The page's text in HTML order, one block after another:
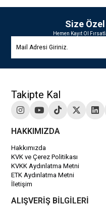
Size
Hemen Kayıt Ol
Takipte Kal
HAKKIMIZDA
Hakkımızda
KVK ve Çerez Politikası
KVKK Aydınlatma Metni
ETK Aydınlatma Metni
İletişim
ALIŞVERİŞ BİLGİLERİ